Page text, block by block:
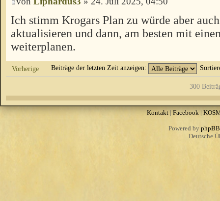
Ich stimm Krogars Plan zu würde aber
aktualisieren und dann, am besten mit
weiterplanen.
Vorherige Beiträge der letzten Zeit anzeigen:
300
Kontakt|Facebook|
Powered by phpBB
Deutsche